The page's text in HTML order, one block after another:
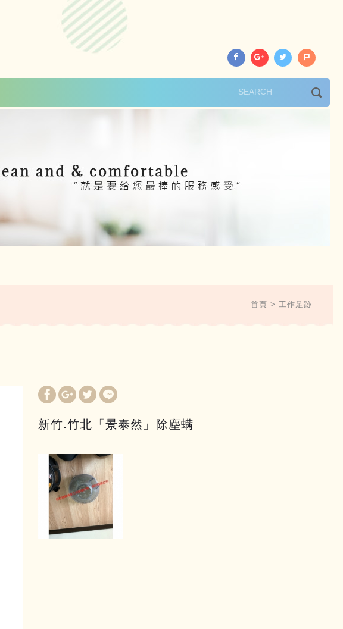
首頁 工作足跡
新竹.竹北「景泰然」除塵螨